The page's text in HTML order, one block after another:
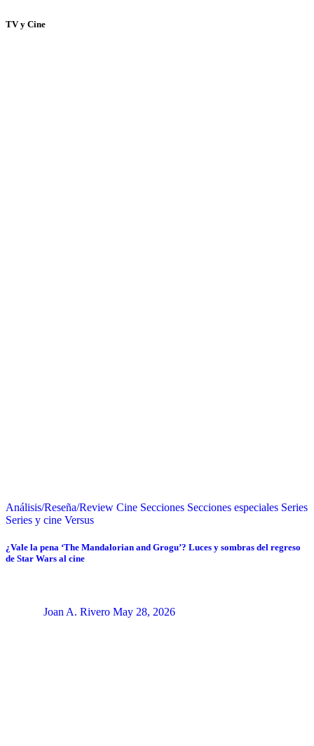
TV y Cine
Análisis/Reseña/Review Cine Secciones Secciones especiales Series
Series y cine Versus
¿Vale la pena ‘The Mandalorian and Grogu’? Luces y sombras del regreso
de Star Wars al cine
Joan A. Rivero May 28, 2026